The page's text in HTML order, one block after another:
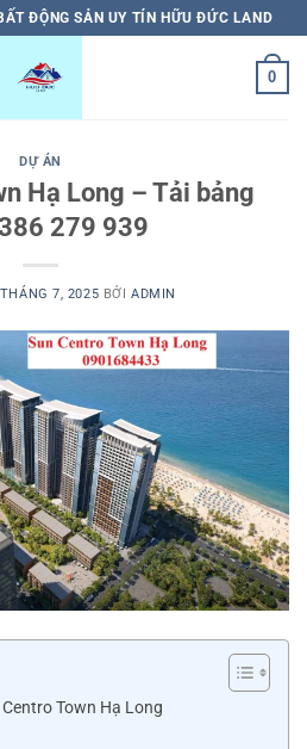
ĐỘNG SẢN UY TÍN HỮU ĐỨC LAND
0
DỰ ÁN
Hạ Long – Tải bảng
279 939
7, 2025 BỞI ADMIN
Town Hạ Long